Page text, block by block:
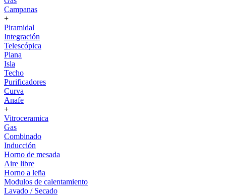
Campanas
+
Piramidal
Integración
Telescópica
Plana
Isla
Techo
Purificadores
Curva
Anafe
+
Vitroceramica
Gas
Combinado
Inducción
Horno de mesada
Aire libre
Horno a leña
Modulos de calentamiento
Lavado / Secado